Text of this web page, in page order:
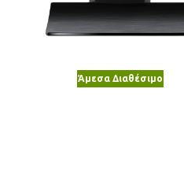
Άμεσα Διαθέσιμο